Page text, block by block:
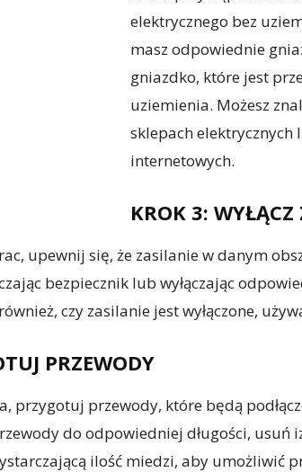
elektrycznego bez
masz odpowiednie
gniazdko, które jest
uziemienia. Możesz
sklepach elektrycznych
internetowych.
KROK 3: WYŁĄCZ
upewnij się, że zasilanie w danym
bezpiecznik lub wyłączając
czy zasilanie jest wyłączone,
PRZEWODY
przygotuj przewody, które będą
do odpowiedniej długości, usuń
ilość miedzi, aby umożliwić